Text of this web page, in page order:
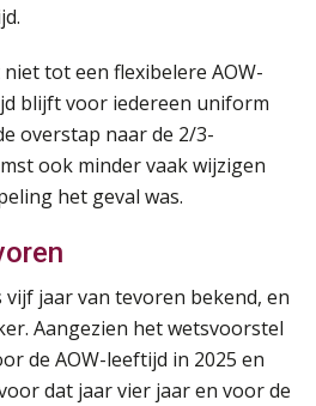
tot een flexibelere AOW-
blijft voor iedereen uniform
overstap naar de 2/3-
ook minder vaak wijzigen
het geval was.
vijf jaar van tevoren bekend, en
Aangezien het wetsvoorstel
de AOW-leeftijd in 2025 en
dat jaar vier jaar en voor de
De mensen achter de loonstrook: in
gesprek met Susan Hendriks
Cursus Samen sterk: efficiënte samenwerking tussen HR en salarisadministratie
Online cursus Zzp’er, de Wet DBA en schijnzelfstandigheid